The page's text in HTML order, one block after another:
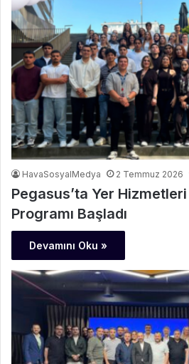
HavaSosyalMedya 2 Temmuz 2026
Pegasus’ta Yer
Programı Başladı
Devamını Oku »